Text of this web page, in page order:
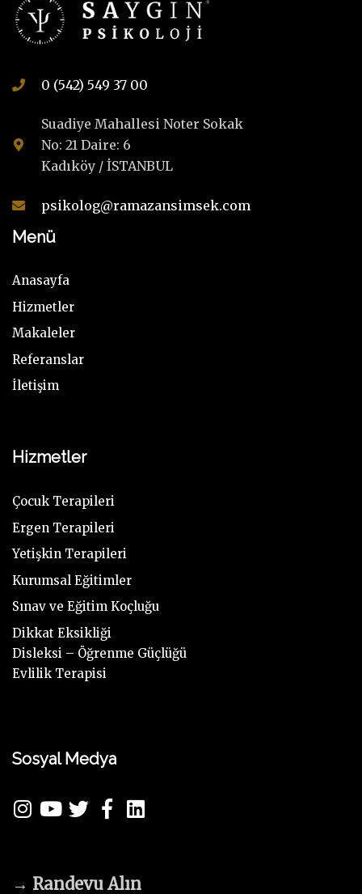
0 (542) 549 37 00
Suadiye Mahallesi Noter Sokak
No: 21 Daire: 6
Kadıköy / İSTANBUL
psikolog@ramazansimsek.com
Menü
Anasayfa
Hizmetler
Makaleler
Referanslar
İletişim
Hizmetler
Çocuk Terapileri
Ergen Terapileri
Yetişkin Terapileri
Kurumsal Eğitimler
Sınav ve Eğitim Koçluğu
Dikkat Eksikliği
Disleksi – Öğrenme Güçlüğü
Evlilik Terapisi
Sosyal Medya
→ Randevu Alın